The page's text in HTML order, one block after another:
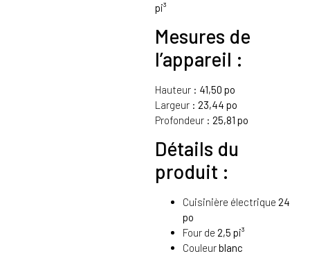
pi³
Mesures de
l’appareil :
Hauteur : 41,50 po
Largeur : 23,44 po
Profondeur : 25,81 po
Détails du
produit :
Cuisinière électrique 24
po
Four de 2,5 pi³
Couleurblanc